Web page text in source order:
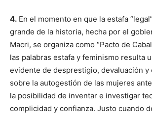
4. En el momento en que la estafa
grande de la historia, hecha por el
Macri, se organiza como “Pacto de
las palabras estafa y feminismo resulta
evidente de desprestigio, devaluación y
sobre la autogestión de las mujeres
la posibilidad de inventar e investigar
complicidad y confianza. Justo cuando